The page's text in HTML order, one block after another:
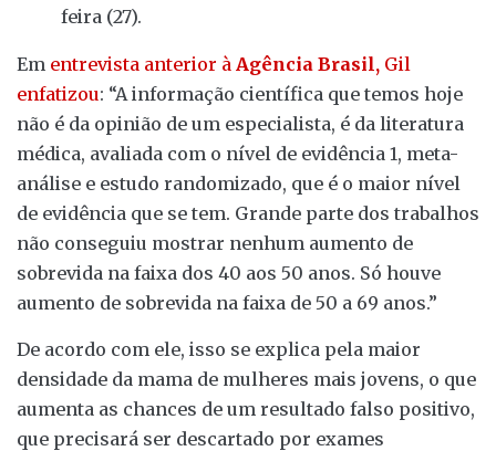
feira (27).
Em entrevista anterior à Agência Brasil, Gil
enfatizou: “A informação científica que temos hoje
não é da opinião de um especialista, é da literatura
médica, avaliada com o nível de evidência 1, meta-
análise e estudo randomizado, que é o maior nível
de evidência que se tem. Grande parte dos trabalhos
não conseguiu mostrar nenhum aumento de
sobrevida na faixa dos 40 aos 50 anos. Só houve
aumento de sobrevida na faixa de 50 a 69 anos.”
De acordo com ele, isso se explica pela maior
densidade da mama de mulheres mais jovens, o que
aumenta as chances de um resultado falso positivo,
que precisará ser descartado por exames